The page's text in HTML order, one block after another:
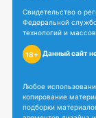
Свидетельство о
Федеральной
технологий и
18+ Данный сайт
Любое
копирование
подборки